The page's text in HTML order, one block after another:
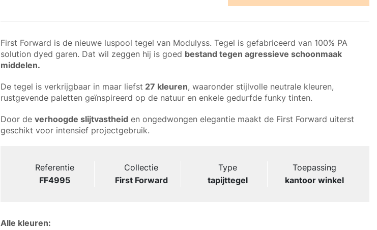
First Forward is de nieuwe luspool tegel van Modulyss. Tegel is gefabriceerd van 100% PA
solution dyed garen. Dat wil zeggen hij is goed bestand tegen agressieve schoonmaak
middelen.
De tegel is verkrijgbaar in maar liefst 27 kleuren, waaronder stijlvolle neutrale kleuren,
rustgevende paletten geïnspireerd op de natuur en enkele gedurfde funky tinten.
Door de verhoogde slijtvastheiden ongedwongen elegantie maakt de First Forward uiterst
geschikt voor intensief projectgebruik.
Referentie
FF4995
Collectie
First Forward
Type
tapijttegel
Toepassing
kantoor winkel
Alle kleuren: